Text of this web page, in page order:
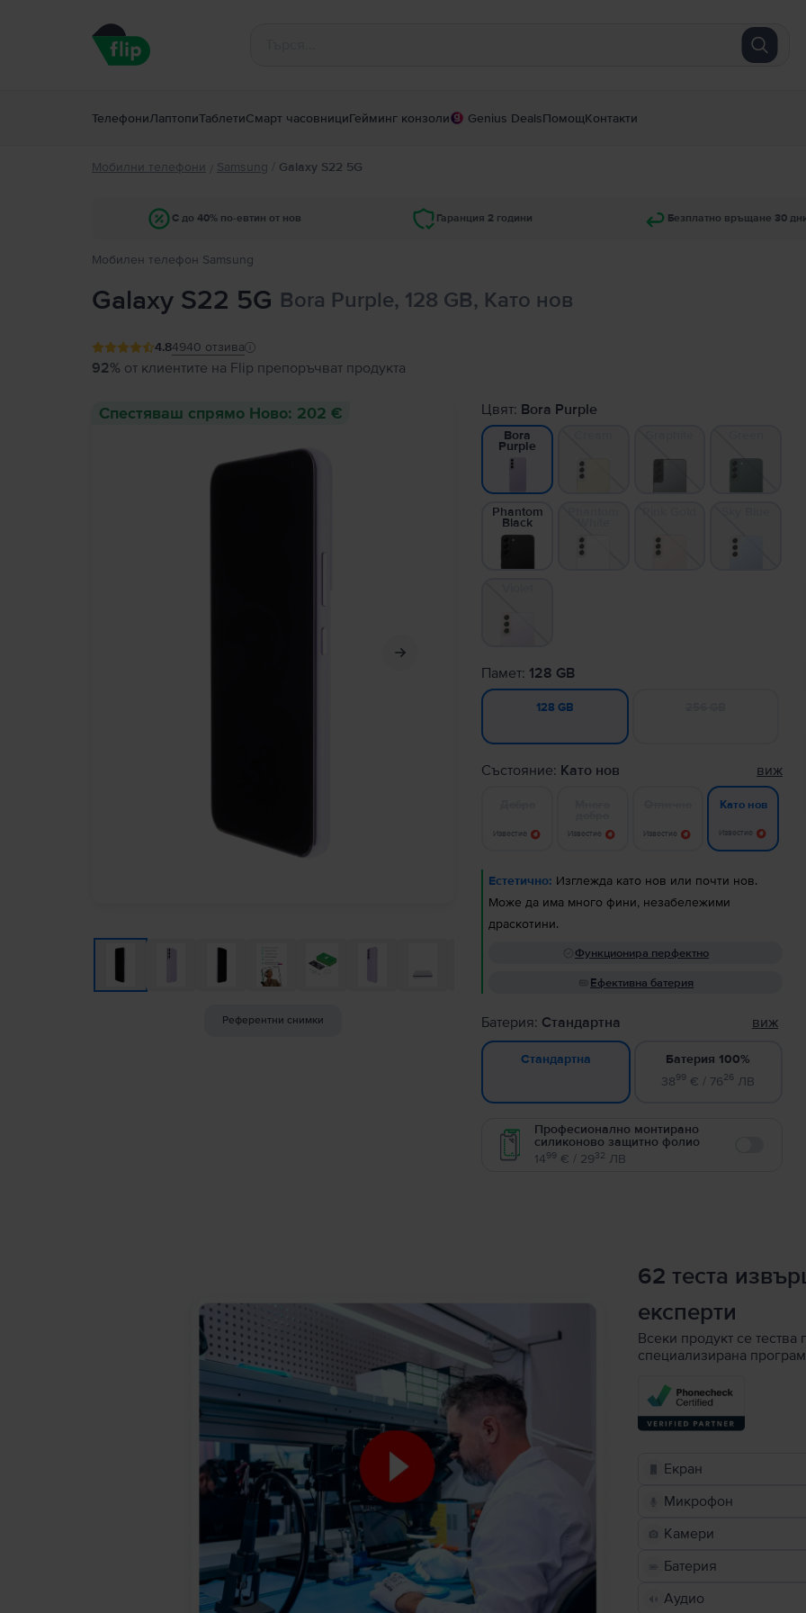
ТелефониЛаптопиТаблетиСмарт часовнициГейминг конзоли Genius DealsПомощКонтакти
Мобилни телефони / Samsung / Galaxy S22 5G
С до 40% по-евтин от нов Гаранция 2 години Безплатно връщане 30
Мобилен телефон Samsung
Galaxy S22 5G Bora Purple, 128 GB, Като нов
4.84940 отзива
92% от клиентите на Flip препоръчват продукта
Спестяваш спрямо Ново: 202 €
Референтни снимки
Цвят: Bora Purple
Bora
Purple
Phantom
Black
Памет: 128 GB
128 GB
Състояние: Като нов виж
Известие Известие Известие
Като нов
Известие
Естетично: Изглежда като нов или почти нов.
Може да има много фини, незабележими
драскотини.
Функционира перфектно
Ефективна батерия
Батерия: Стандартна виж
Стандартна
Батерия 100%
3899 € / 7626 ЛВ
Професионално монтирано
силиконово защитно фолио
1499 € / 2932 ЛВ
62 теста
експерти
Всеки продукт се
специализирана
Екран
Микрофон
Камери
Батерия
Аудио